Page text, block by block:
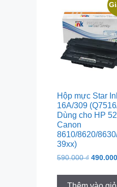
Hộp mực Star
16A/309
Dùng cho HP
Canon
8610/8620/
39xx)
590.000₫ Original
490.000